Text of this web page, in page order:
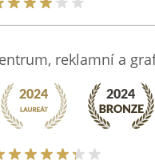
reklamní a